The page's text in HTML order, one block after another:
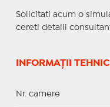
Solicitati acum o
cereti detalii
INFORMAȚII
Nr. camere